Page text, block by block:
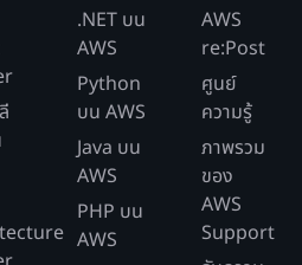
.NET บน
AWS
Python
บน AWS
Java บน
AWS
PHP บน
AWS
AWS
re:Post
ศูนย์
ความรู้
ภาพรวม
ของ
AWS
Support